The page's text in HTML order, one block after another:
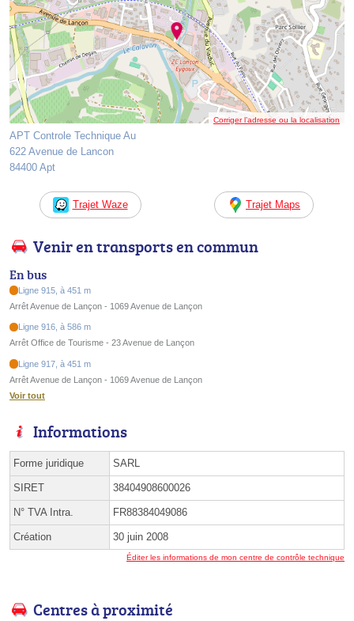
Corriger l’adresse ou la localisation
APT Controle Technique Au
622 Avenue de Lancon
84400 Apt
Trajet Waze Trajet Maps
Venir en transports en commun
En bus
Ligne 915, à 451 m
Arrêt Avenue de Lançon - 1069 Avenue de Lançon
Ligne 916, à 586 m
Arrêt Office de Tourisme - 23 Avenue de Lançon
Ligne 917, à 451 m
Arrêt Avenue de Lançon - 1069 Avenue de Lançon
Voir tout
Informations
Forme juridique SARL
SIRET 38404908600026
N° TVA Intra. FR88384049086
Création 30 juin 2008
Éditer les informations de mon centre de contrôle technique
Centres à proximité